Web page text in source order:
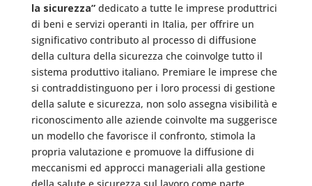
la sicurezza”dedicato a tutte le imprese produttrici
di beni e servizi operanti in Italia, per offrire un
significativo contributo al processo di diffusione
della cultura della sicurezza che coinvolge tutto il
sistema produttivo italiano. Premiare le imprese che
si contraddistinguono per i loro processi di gestione
della salute e sicurezza, non solo assegna visibilità e
riconoscimento alle aziende coinvolte ma suggerisce
un modello che favorisce il confronto, stimola la
propria valutazione e promuove la diffusione di
meccanismi ed approcci manageriali alla gestione